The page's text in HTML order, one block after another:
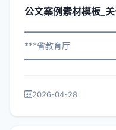
公文案例素材模板_
***省教育厅
构： 为深入贯彻落实
2026-04-28